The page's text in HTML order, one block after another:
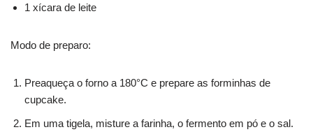
1 xícara de leite
Modo de preparo:
Preaqueça o forno a 180°C e prepare as forminhas de
cupcake.
Em uma tigela, misture a farinha, o fermento em pó e o sal.